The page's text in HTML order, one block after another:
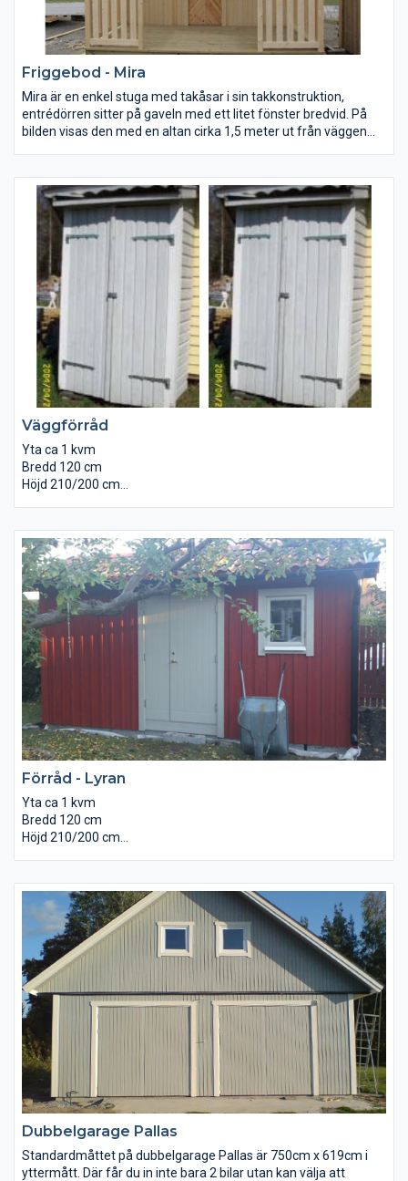
Friggebod - Mira
Mira är en enkel stuga med takåsar i sin takkonstruktion,
entrédörren sitter på gaveln med ett litet fönster bredvid. På
bilden visas den med en altan cirka 1,5 meter ut från väggen
Invändig takhöjd: 180-238 cm
Sadeltak: 27 grader
Väggförråd
Yta ca 1 kvm
Bredd 120 cm
Höjd 210/200 cm
Underlagspapp på taket.
Levereras omålad monterad.
Förråd - Lyran
Yta ca 1 kvm
Bredd 120 cm
Höjd 210/200 cm
Underlagspapp på taket.
Levereras omålad monterad.
Dubbelgarage Pallas
Standardmåttet på dubbelgarage Pallas är 750cm x 619cm i
yttermått. Där får du in inte bara 2 bilar utan kan välja att